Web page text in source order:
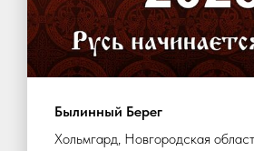
Былинный Берег
Хольмгард, Новгородская